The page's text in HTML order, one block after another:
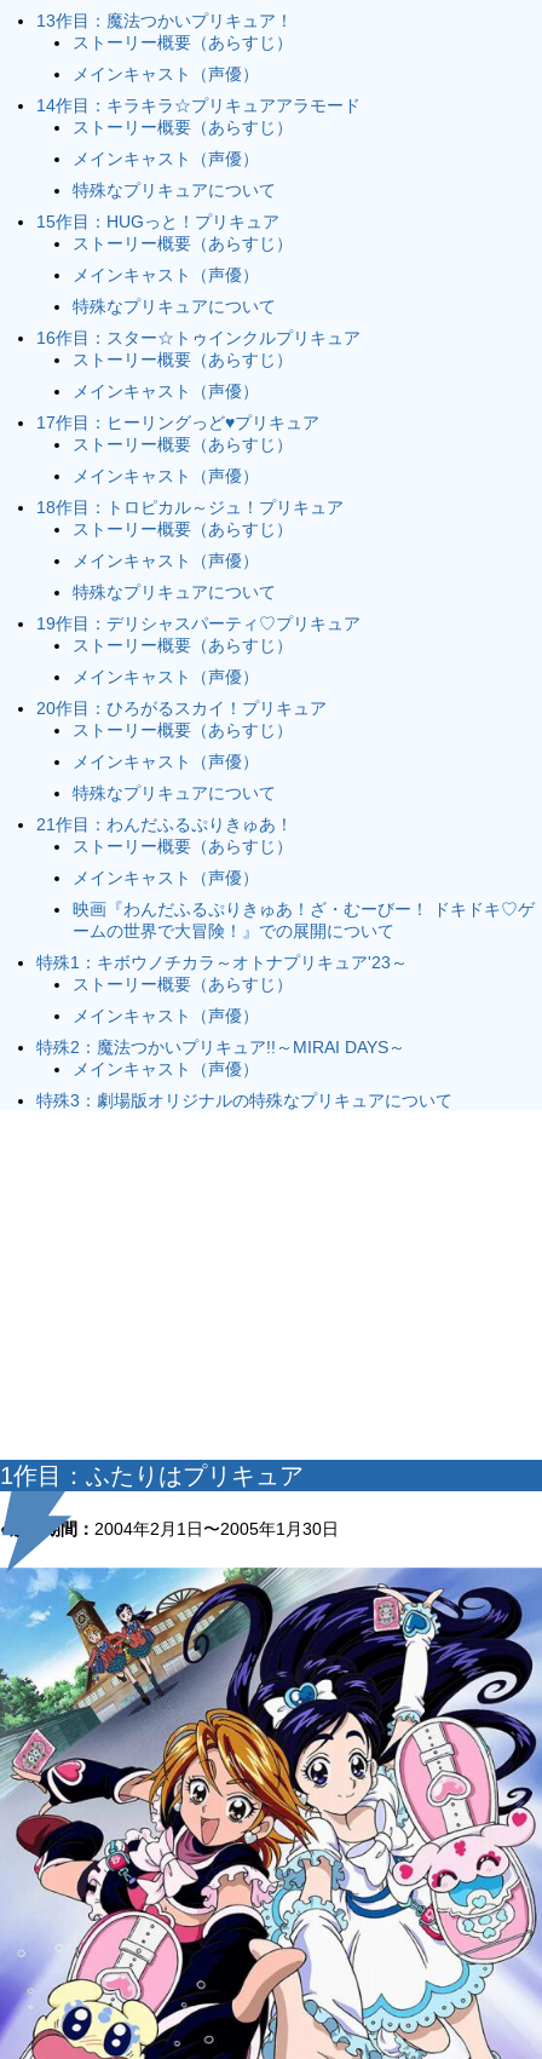
13作目：魔法つかいプリキュア！
ストーリー概要（あらすじ）
メインキャスト（声優）
14作目：キラキラ☆プリキュアアラモード
ストーリー概要（あらすじ）
メインキャスト（声優）
特殊なプリキュアについて
15作目：HUGっと！プリキュア
ストーリー概要（あらすじ）
メインキャスト（声優）
特殊なプリキュアについて
16作目：スター☆トゥインクルプリキュア
ストーリー概要（あらすじ）
メインキャスト（声優）
17作目：ヒーリングっど♥プリキュア
ストーリー概要（あらすじ）
メインキャスト（声優）
18作目：トロピカル～ジュ！プリキュア
ストーリー概要（あらすじ）
メインキャスト（声優）
特殊なプリキュアについて
19作目：デリシャスパーティ♡プリキュア
ストーリー概要（あらすじ）
メインキャスト（声優）
20作目：ひろがるスカイ！プリキュア
ストーリー概要（あらすじ）
メインキャスト（声優）
特殊なプリキュアについて
21作目：わんだふるぷりきゅあ！
ストーリー概要（あらすじ）
メインキャスト（声優）
映画『わんだふるぷりきゅあ！ざ・むーびー！ ドキドキ♡ゲ
ームの世界で大冒険！』での展開について
特殊1：キボウノチカラ～オトナプリキュア'23～
ストーリー概要（あらすじ）
メインキャスト（声優）
特殊2：魔法つかいプリキュア!!～MIRAI DAYS～
メインキャスト（声優）
特殊3：劇場版オリジナルの特殊なプリキュアについて
1作目：ふたりはプリキュア
●放送期間： 2004年2月1日〜2005年1月30日